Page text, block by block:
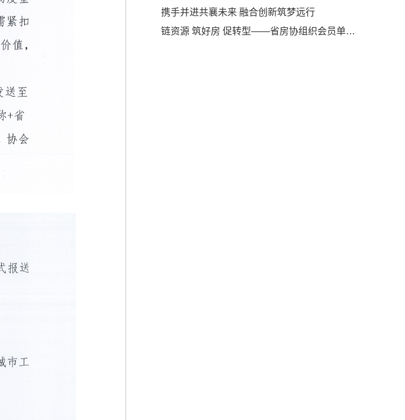
携手并进共襄未来 融合创新筑梦远行
链资源 筑好房 促转型——省房协组织会员单位参加成长型房企高质量发展赋能会议